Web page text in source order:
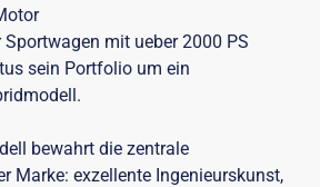
Sportwagen mit ueber 2000 PS
sein Portfolio um ein
bewahrt die zentrale
Marke: exzellente Ingenieurskunst,